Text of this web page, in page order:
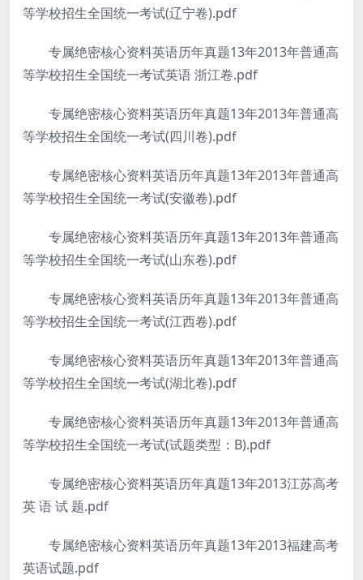
等学校招生全国统一考试(辽宁卷).pdf
专属绝密核心资料英语历年真题13年2013年普通高
等学校招生全国统一考试英语 浙江卷.pdf
专属绝密核心资料英语历年真题13年2013年普通高
等学校招生全国统一考试(四川卷).pdf
专属绝密核心资料英语历年真题13年2013年普通高
等学校招生全国统一考试(安徽卷).pdf
专属绝密核心资料英语历年真题13年2013年普通高
等学校招生全国统一考试(山东卷).pdf
专属绝密核心资料英语历年真题13年2013年普通高
等学校招生全国统一考试(江西卷).pdf
专属绝密核心资料英语历年真题13年2013年普通高
等学校招生全国统一考试(湖北卷).pdf
专属绝密核心资料英语历年真题13年2013年普通高
等学校招生全国统一考试(试题类型：B).pdf
专属绝密核心资料英语历年真题13年2013江苏高考
英 语 试 题.pdf
专属绝密核心资料英语历年真题13年2013福建高考
英语试题.pdf